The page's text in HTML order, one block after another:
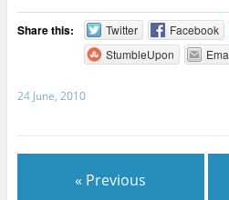
Share this: Twitter Facebook
StumbleUpon
24 June, 2010
« Previous